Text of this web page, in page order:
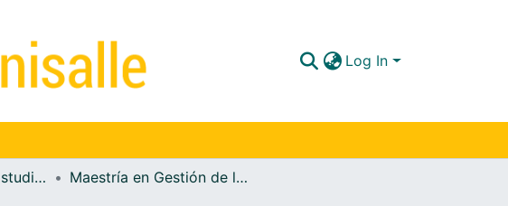
Log In
Departamento de Estudios de Información
Maestría en Gestión de la Información Documental